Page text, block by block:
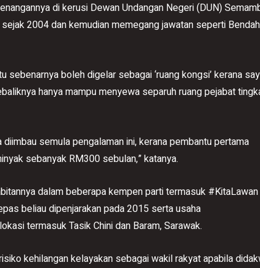
di kerusi Dewan Undangan Negeri (DUN)
2004 dan kemudian memegang jawatan seperti
sebenarnya boleh digelar sebagai ‘ruang kongsi’ kerana
hanya mampu menyewa separuh ruang pejabat
semula pengalaman ini, kerana pembantu pertama
sebanyak RM300 sebulan,” katanya.
dalam beberapa kempen parti termasuk #KitaLawan
beliau dipenjarakan pada 2015 serta usaha
termasuk Tasik Chini dan Baram, Sarawak.
kehilangan kelayakan sebagai wakil rakyat apabila